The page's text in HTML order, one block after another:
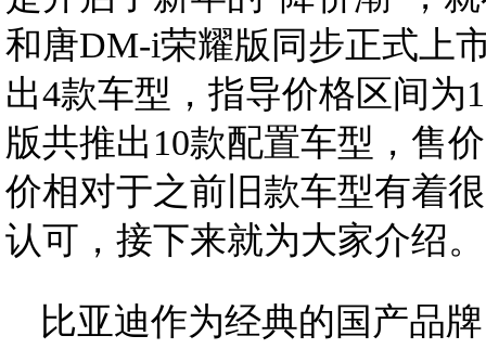
和唐DM-i荣耀版同步正式上
出4款车型，指导价格区间为
版共推出10款配置车型，售
价相对于之前旧款车型有着
认可，接下来就为大家介绍。
比亚迪作为经典的国产品